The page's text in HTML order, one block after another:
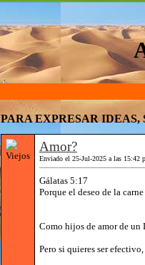
PARA EXPRESAR IDEAS,
Amor?
Enviado el 25-Jul-2025 a las 15:42
Gálatas 5:17
Porque el deseo de la
Como hijos de amor de un
Pero si quieres ser